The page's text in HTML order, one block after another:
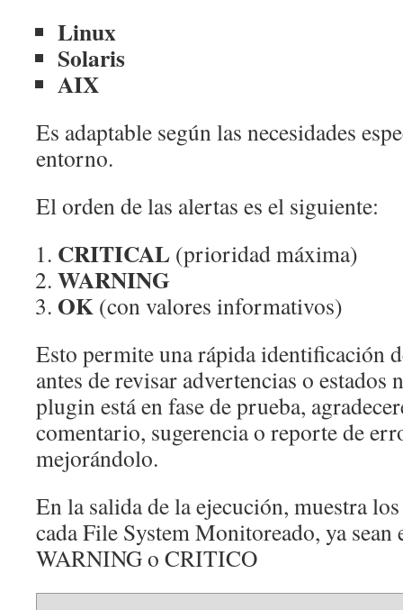
Linux
Solaris
AIX
Es adaptable según las necesidades
entorno.
El orden de las alertas es el siguiente:
CRITICAL (prioridad máxima)
WARNING
OK (con valores informativos)
Esto permite una rápida identificación
antes de revisar advertencias o estados
plugin está en fase de prueba,
comentario, sugerencia o reporte de
mejorándolo.
En la salida de la ejecución, muestra
cada File System Monitoreado, ya sean
WARNING o CRITICO